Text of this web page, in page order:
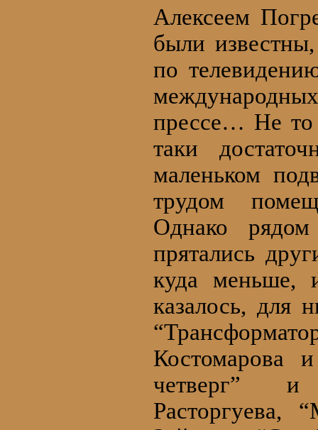
Алексеем
были
по
прессе… Не то
таки
маленьком
трудом
Однако
прятались
куда меньше,
казалось, для
Костомарова
четверг” и
Расторгуева,